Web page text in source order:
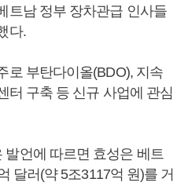
트남 정부 장차관급 인사들
다.
로 부탄다이올(BDO), 지속
터 구축 등 신규 사업에 관심
발언에 따르면 효성은 베트
달러(약 5조3117억 원)를 거